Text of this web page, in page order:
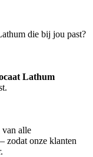
die bij jou past?
Lathum
alle
– zodat onze klanten